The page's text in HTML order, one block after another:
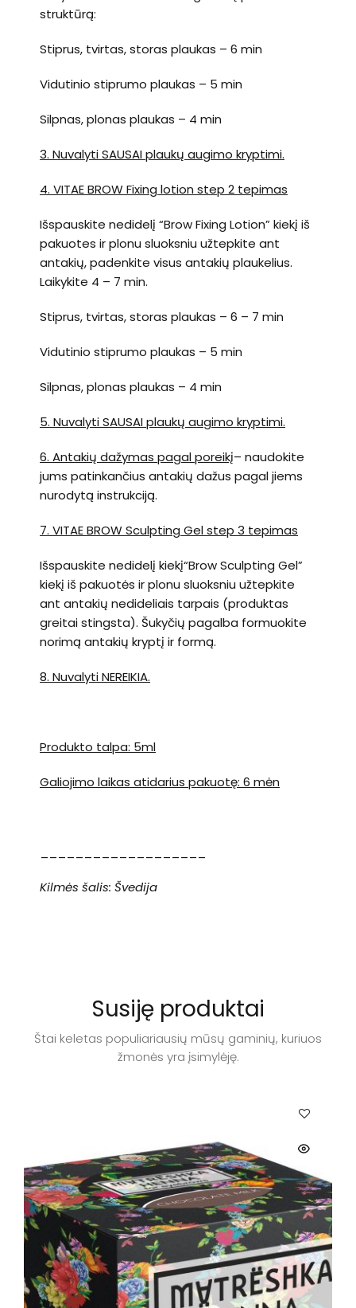
struktūrą:
Stiprus, tvirtas, storas plaukas – 6 min
Vidutinio stiprumo plaukas – 5 min
Silpnas, plonas plaukas – 4 min
3. Nuvalyti SAUSAI plaukų augimo kryptimi.
4. VITAE BROW Fixing lotion step 2 tepimas
Išspauskite nedidelį “Brow Fixing Lotion” kiekį iš
pakuotes ir plonu sluoksniu užtepkite ant
antakių, padenkite visus antakių plaukelius.
Laikykite 4 – 7 min.
Stiprus, tvirtas, storas plaukas – 6 – 7 min
Vidutinio stiprumo plaukas – 5 min
Silpnas, plonas plaukas – 4 min
5. Nuvalyti SAUSAI plaukų augimo kryptimi.
6. Antakių dažymas pagal poreikį– naudokite
jums patinkančius antakių dažus pagal jiems
nurodytą instrukciją.
7. VITAE BROW Sculpting Gel step 3 tepimas
Išspauskite nedidelį kiekį“Brow Sculpting Gel”
kiekį iš pakuotės ir plonu sluoksniu užtepkite
ant antakių nedideliais tarpais (produktas
greitai stingsta). Šukyčių pagalba formuokite
norimą antakių kryptį ir formą.
8. Nuvalyti NEREIKIA.
Produkto talpa: 5ml
Galiojimo laikas atidarius pakuotę: 6 mėn
Kilmės šalis: Švedija
Susiję produktai
Štai keletas populiariausių mūsų gaminių, kuriuos
žmonės yra įsimylėję.